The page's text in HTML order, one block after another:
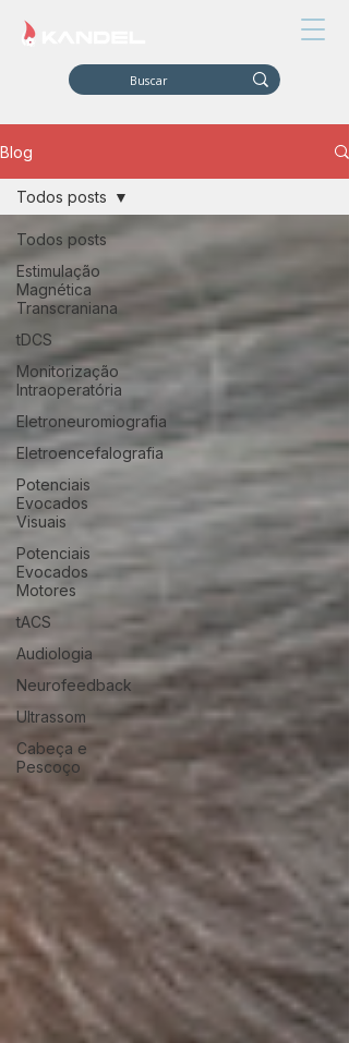
Blog
Todos posts
Estimulação
Magnética
Transcraniana
tDCS
Monitorização
Intraoperatória
Eletroneuromiografia
Eletroencefalografia
Potenciais
Evocados
Visuais
Potenciais
Evocados
Motores
tACS
Audiologia
Neurofeedback
Ultrassom
Cabeça e
Pescoço
Todos posts